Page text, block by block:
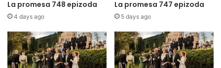
La promesa 748 epizoda
4 days ago
La promesa 747 epizoda
5 days ago